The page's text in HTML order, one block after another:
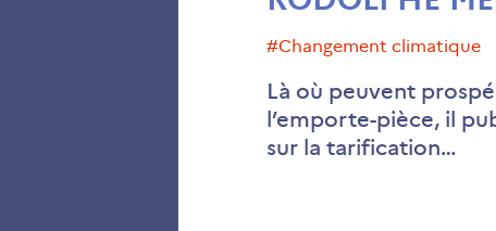
#changement climatique
Là où peuvent
l’emporte-pièce, il
sur la tarification…